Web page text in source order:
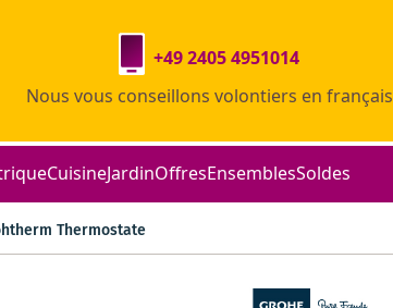
+49 2405 4951014
Nous vous conseillons volontiers en français
CuisineJardinOffresEnsemblesSoldes
Thermostate